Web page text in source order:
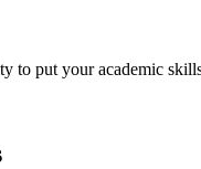
to put your academic